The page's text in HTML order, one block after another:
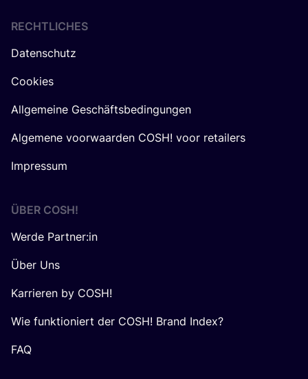
RECHTLICHES
Datenschutz
Cookies
Allgemeine Geschäftsbedingungen
Algemene voorwaarden COSH! voor retailers
Impressum
ÜBER COSH!
Werde Partner:in
Über Uns
Karrieren by COSH!
Wie funktioniert der COSH! Brand Index?
FAQ